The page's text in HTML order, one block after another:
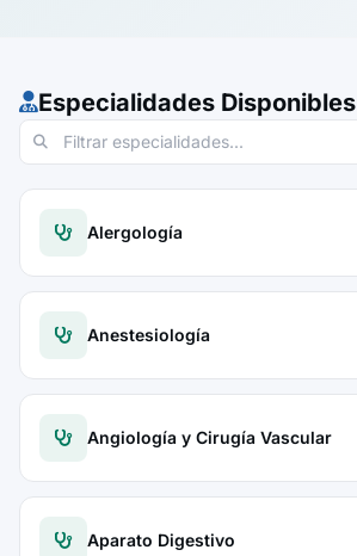
Especialidades Disponibles
Alergología
Anestesiología
Angiología y Cirugía Vascular
Aparato Digestivo